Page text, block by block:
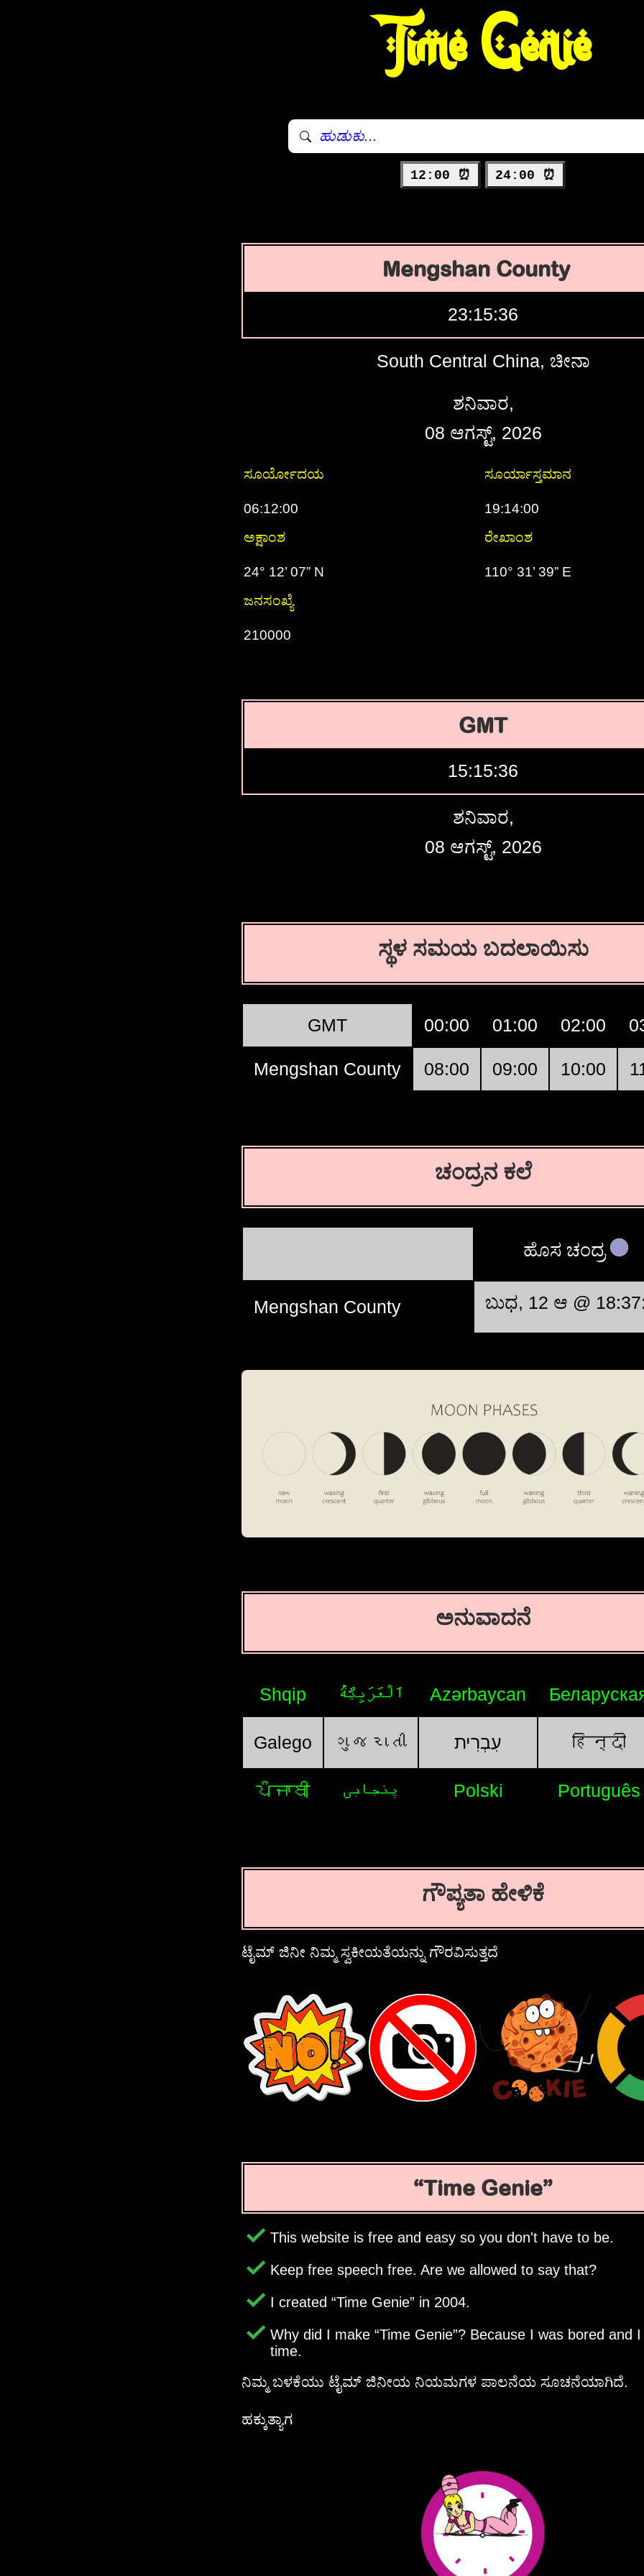
Time Genie
12:00 ⏰ 24:00 ⏰
Mengshan County
23:15:37
South Central China, ಚೀನಾ
ಶನಿವಾರ,
08 ಆಗಸ್ಟ್, 2026
ಸೂರ್ಯೋದಯ ಸೂರ್ಯಾಸ್ತಮಾನ
06:12:00
19:14:00
ಅಕ್ಷಾಂಶ
ರೇಖಾಂಶ
24° 12’ 07” N
110° 31’ 39” E
ಜನಸಂಖ್ಯೆ
210000
GMT
15:15:37
ಶನಿವಾರ,
08 ಆಗಸ್ಟ್, 2026
ಸ್ಥಳ ಸಮಯ ಬದಲಾಯಿಸು
GMT 00:00 01:00 02:00
Mengshan County 08:00 09:00 10:00
ಚಂದ್ರನ ಕಲೆ
ಹೊಸ ಚಂದ್ರ
Mengshan County ಬುಧ, 12 ಆ @
ಅನುವಾದನೆ
Shqip اَلْعَرَبِيَّةُ Azərbaycan
Galego ગુજરાતી עִבְרִית हिन्दी
ਪੰਜਾਬੀ پنجابی Polski Português
ಗೌಪ್ಯತಾ ಹೇಳಿಕೆ
ಟೈಮ್ ಜಿನೀ ನಿಮ್ಮ ಸ್ವಕೀಯತೆಯನ್ನು ಗೌರವಿಸುತ್ತದೆ
Time Genie
This website is free and easy so you don't have to be.
Keep free speech free. Are we allowed to say that?
I created Time Genie in 2004.
Why did I make Time Genie ? Because I was bored and
time.
ನಿಮ್ಮ ಬಳಕೆಯು ಟೈಮ್ ಜಿನೀಯ ನಿಯಮಗಳ ಪಾಲನೆಯ ಸೂಚನೆಯಾಗಿದೆ.
ಹಕ್ಕುತ್ಯಾಗ